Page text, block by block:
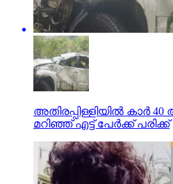
അതിരപ്പിള്ളിയില്‍ കാര്‍
മറിഞ്ഞ് എട്ട് പേര്‍ക്ക് പരിക്ക്